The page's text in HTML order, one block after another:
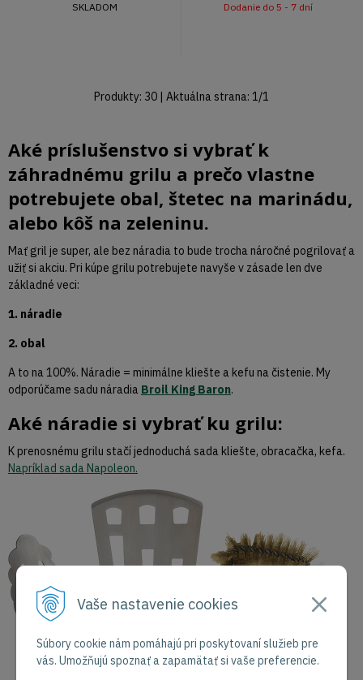
Vaše nastavenie cookies
Súbory cookie nám pomáhajú pri poskytovaní služieb pre
vás. Umožňujú spoznať a zapamätať si vaše preferencie.
SKLADOM Dodanie do 5 - 7 dní
Produkty: 30 | Aktuálna strana: 1/1
Aké príslušenstvo si vybrať k
záhradnému grilu a prečo vlastne
potrebujete obal, štetec na marinádu,
alebo kôš na zeleninu.
Mať gril je super, ale bez náradia to bude trocha náročné pogrilovať a
užiť si akciu. Pri kúpe grilu potrebujete navyše v zásade len dve
základné veci:
1. náradie
2. obal
A to na 100%. Náradie = minimálne kliešte a kefu na čistenie. My
odporúčame sadu náradia Broil King Baron.
Aké náradie si vybrať ku grilu:
K prenosnému grilu stačí jednoduchá sada kliešte, obracačka, kefa.
Napríklad sada Napoleon.